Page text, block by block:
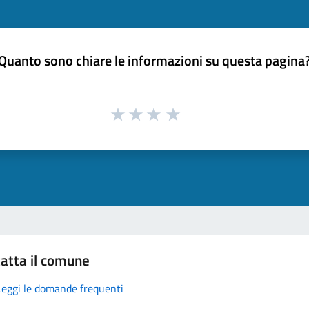
sono chiare le informazioni su questa
il comune
le domande frequenti